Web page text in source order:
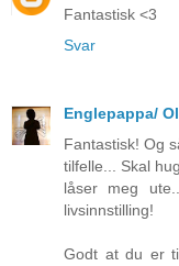
Fantastisk <3
Svar
Englepappa/
Fantastisk! Og
tilfelle... Skal
låser meg
livsinnstilling!
Godt at du er